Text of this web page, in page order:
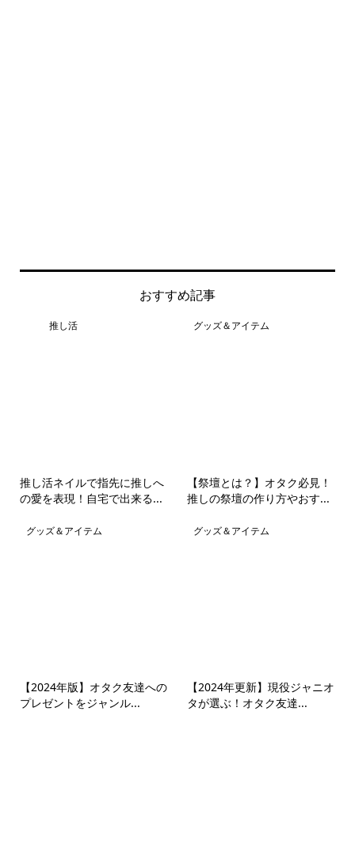
おすすめ記事
推し活
推し活ネイルで指先に推しへ
の愛を表現！自宅で出来る...
グッズ＆アイテム
【祭壇とは？】オタク必見！
推しの祭壇の作り方やおす...
グッズ＆アイテム
【2024年版】オタク友達への
プレゼントをジャンル...
グッズ＆アイテム
【2024年更新】現役ジャニオ
タが選ぶ！オタク友達...